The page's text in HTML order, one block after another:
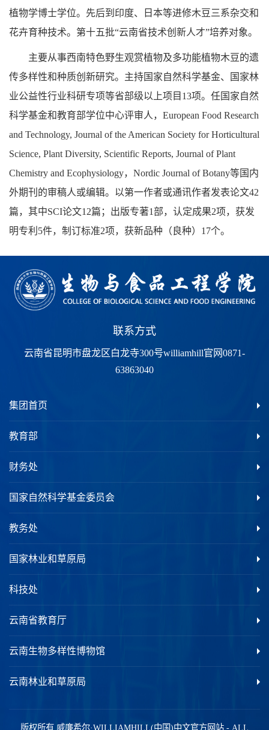
植物学博士学位。先后到印度、日本等进修木豆三系杂交和
花卉育种技术。第十五批“云南省技术创新人才”培养对象。
主要从事西南特色野生观赏植物及多功能植物木豆的遗
传多样性和种质创新研究。主持国家自然科学基金、国家林
业公益性行业科研专项等省部级以上项目13项。任国家自然
科学基金和教育部学位中心评审人，European Food Research
and Technology, Journal of the American Society for Horticultural
Science, Plant Diversity, Scientific Reports, Journal of Plant
Chemistry and Ecophysiology，Nordic Journal of Botany等国内
外期刊的审稿人或编辑。以第一作者或通讯作者发表论文42
篇，其中SCI论文12篇；出版专著1部，认定成果2项，获发
明专利5件，制订标准2项，获新品种（良种）17个。
联系方式
云南省昆明市盘龙区白龙寺300号williamhill官网0871-
63863040
集团首页
教育部
财务处
国家自然科学基金委员会
教务处
国家林业和草原局
科技处
云南省教育厅
云南生物多样性博物馆
云南林业和草原局
版权所有 威廉希尔·WILLIAMHILL(中国)中文官方网站 - ALL